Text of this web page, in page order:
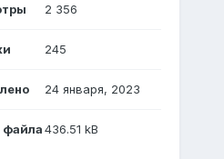
2 356
245
24 января, 2023
файла436.51 kB